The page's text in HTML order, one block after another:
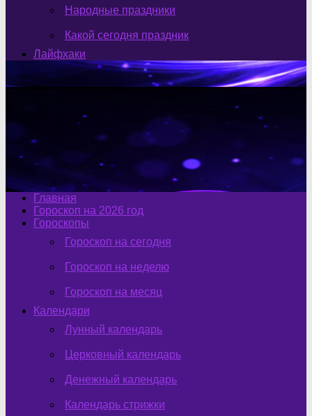
Народные праздники
Какой сегодня праздник
Лайфхаки
Главная
Гороскоп на 2026 год
Гороскопы
Гороскоп на сегодня
Гороскоп на неделю
Гороскоп на месяц
Календари
Лунный календарь
Церковный календарь
Денежный календарь
Календарь стрижки